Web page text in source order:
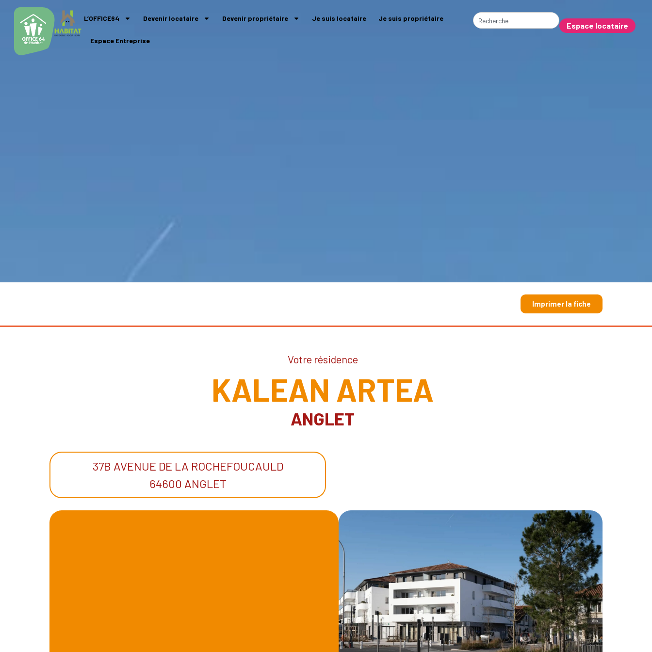
L’OFFICE64 Devenir locataire Devenir propriétaire Je suis locataire Je suis propriétaire
Espace Entreprise
Espace locataire
Imprimer la fiche
Votre résidence
KALEAN ARTEA
ANGLET
37B AVENUE DE LA ROCHEFOUCAULD
64600 ANGLET